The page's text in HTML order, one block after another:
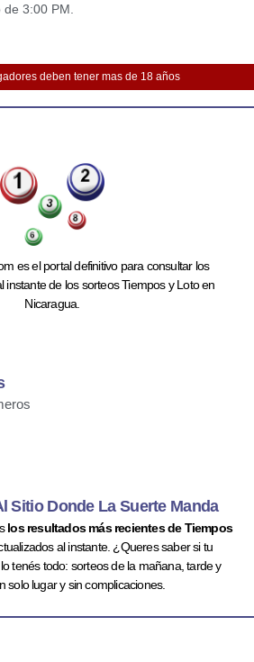
3:00 PM.
deben tener mas de 18 años
es el portal definitivo para consultar los
instante de los sorteos Tiempos y Loto en
Nicaragua.
Sitio Donde La Suerte Manda
los resultados más recientes de Tiempos
al instante. ¿Queres saber si tu
tenés todo: sorteos de la mañana, tarde y
solo lugar y sin complicaciones.